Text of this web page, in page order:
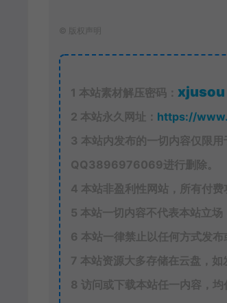
© 版权声明
1 本站素材解压密码： xjusou
2 本站永久网址： https://
3 本站内发布的一切内容仅限
QQ3896976069 进行删除。
4 本站非盈利性网站，所有付
5 本站一切内容不代表本站立
6 本站一律禁止以任何方式发
7 本站资源大多存储在云盘，如
8 访问或下载本站任一内容，均